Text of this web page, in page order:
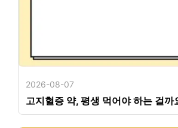
2026-08-07
고지혈증 약, 평생 먹어야 하는 걸까